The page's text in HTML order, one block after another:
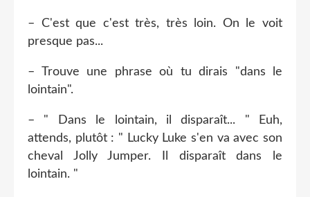
– C'est que c'est très, très loin. On le voit
presque pas...
– Trouve une phrase où tu dirais "dans le
lointain".
– " Dans le lointain, il disparaît... " Euh,
attends, plutôt : " Lucky Luke s'en va avec son
cheval Jolly Jumper. Il disparaît dans le
lointain. "